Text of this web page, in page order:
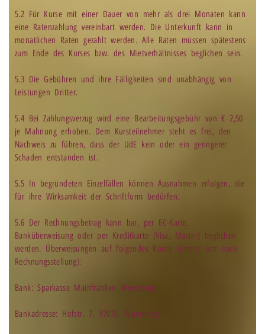
5.2 Für Kurse mit einer Dauer von mehr als drei Monaten kann
eine Ratenzahlung vereinbart werden. Die Unterkunft kann in
monatlichen Raten gezahlt werden. Alle Raten müssen spätestens
zum Ende des Kurses bzw. des Mietverhältnisses beglichen sein.
5.3 Die Gebühren und ihre Fälligkeiten sind unabhängig von
Leistungen Dritter.
5.4 Bei Zahlungsverzug wird eine Bearbeitungsgebühr von € 2,50
je Mahnung erhoben. Dem Kursteilnehmer steht es frei, den
Nachweis zu führen, dass der UdE kein oder ein geringerer
Schaden entstanden ist.
5.5 In begründeten Einzelfällen können Ausnahmen erfolgen, die
für ihre Wirksamkeit der Schriftform bedürfen.
5.6 Der Rechnungsbetrag kann bar, per EC-Karte,
Banküberweisung oder per Kreditkarte (Visa, Master) beglichen
werden. Überweisungen auf folgendes Konto (immer erst nach
Rechnungsstellung):
Bank: Sparkasse Mainfranken Wuerzburg
Bankadresse: Hofstr. 7, 97070, Wuerzburg